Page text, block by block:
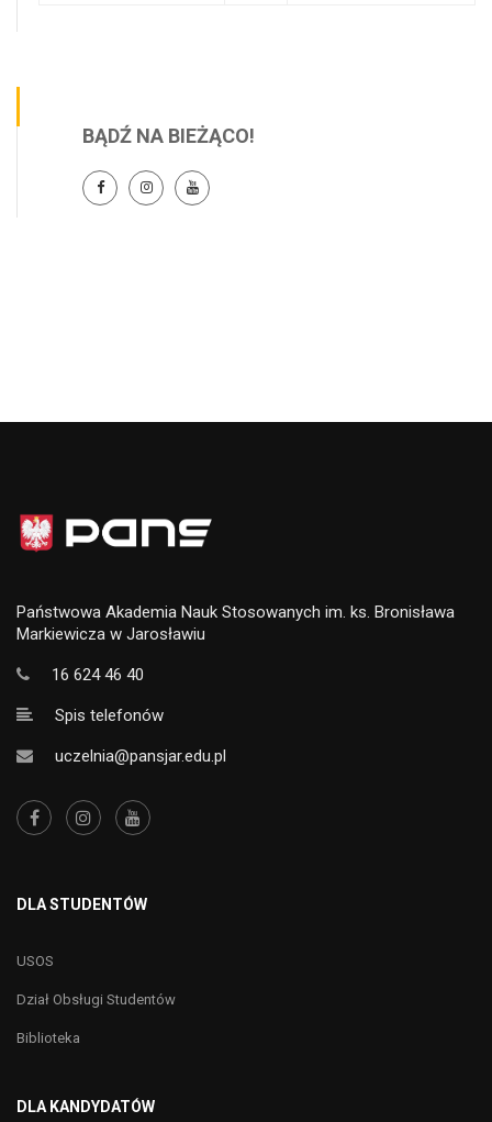
BĄDŹ NA BIEŻĄCO!
Państwowa Akademia Nauk Stosowanych im. ks. Bronisława
Markiewicza w Jarosławiu
16 624 46 40
Spis telefonów
uczelnia@pansjar.edu.pl
DLA STUDENTÓW
USOS
Dział Obsługi Studentów
Biblioteka
DLA KANDYDATÓW